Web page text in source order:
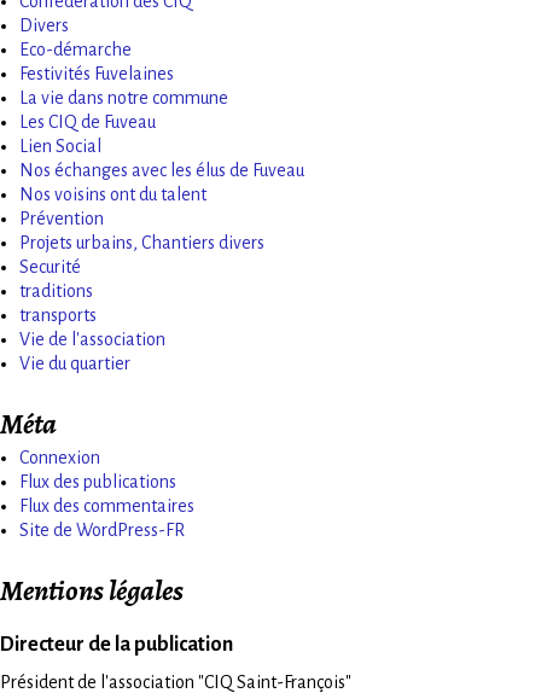
Divers
Eco-démarche
Festivités Fuvelaines
La vie dans notre commune
Les CIQ de Fuveau
Lien Social
Nos échanges avec les élus de Fuveau
Nos voisins ont du talent
Prévention
Projets urbains, Chantiers divers
Securité
traditions
transports
Vie de l'association
Vie du quartier
Méta
Connexion
Flux des publications
Flux des commentaires
Site de WordPress-FR
Mentions légales
Directeur de la publication
Président de l'association "CIQ Saint-François"